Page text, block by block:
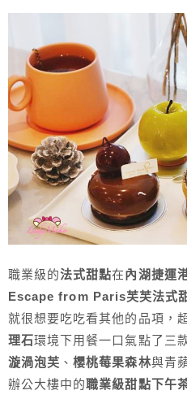
職業級的法式甜點在內湖捷運
Escape from Paris芙芙法式
就很想要吃吃看其他的品項，
理石環境下用餐一口氣點了三
漩渦泡芙 、櫻桃莓果森林與青
辦公大樓中的職業級甜點下午